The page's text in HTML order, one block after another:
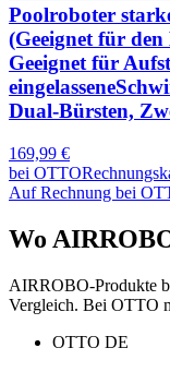
Poolroboter
(Geeignet für
Geeignet für
Dual-Bürsten,
169,99 €
bei OTTO
Auf Rechnung bei
Wo
AIRROBO-Produkte
Vergleich. Bei OTTO
OTTO DE